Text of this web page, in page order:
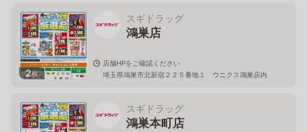
2枚
スギドラッグ
鴻巣店
店舗HPをご確認ください
埼玉県鴻巣市北新宿２２５番地１ ウニクス鴻巣店内
スギドラッグ
鴻巣本町店